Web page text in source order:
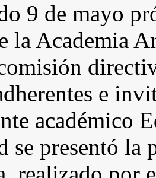
9 de mayo
la Academia
e
académico
se presentó